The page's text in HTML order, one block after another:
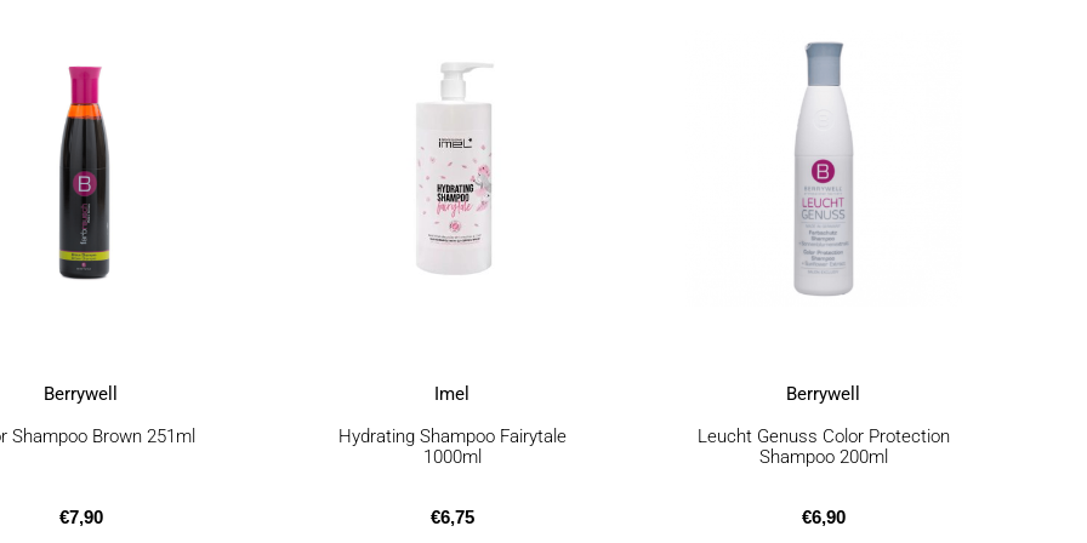
Berrywell
Shampoo Brown 251ml
€7,90
Imel
Hydrating Shampoo Fairytale
1000ml
€6,75
Berrywell
Leucht Genuss Color Protection
Shampoo 200ml
€6,90